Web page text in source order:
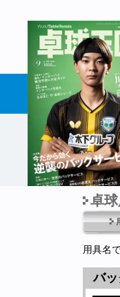
1970年1月01日 発売
卓
用具名
バ